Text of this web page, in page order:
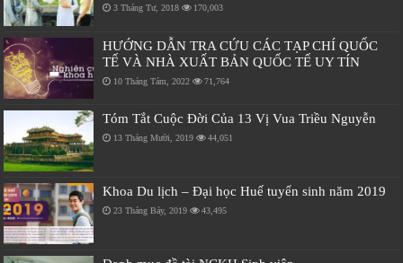
3 Tháng Tư, 2018 170,003
HƯỚNG DẪN TRA CỨU CÁC TẠP CHÍ QUỐC
TẾ VÀ NHÀ XUẤT BẢN QUỐC TẾ UY TÍN
10 Tháng Tám, 2022 71,764
Tóm Tắt Cuộc Đời Của 13 Vị Vua Triều Nguyễn
13 Tháng Mười, 2019 44,051
Khoa Du lịch – Đại học Huế tuyển sinh năm 2019
23 Tháng Bảy, 2019 43,495